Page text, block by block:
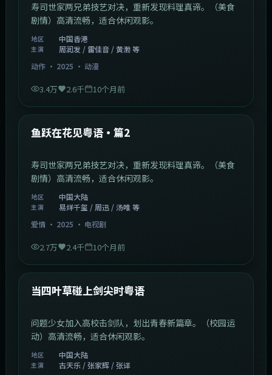
寿司世家两兄弟技艺对决，重新发现料理真谛。（美食
剧情）高清流畅，适合休闲观影。
地区 中国香港
主演
周润发 / 雷佳音 / 黄渤 等
动作· 2025 · 动漫
3.4万 2.6千 10个月前
最新
鱼跃在花见粤语·篇2
寿司世家两兄弟技艺对决，重新发现料理真谛。（美食
剧情）高清流畅，适合休闲观影。
地区 中国大陆
主演
易烊千玺 / 周迅 / 汤唯 等
爱情· 2025 · 电视剧
2.7万 2.4千 10个月前
最新
当四叶草碰上剑尖时粤语
问题少女加入高校击剑队，划出青春新篇章。（校园运
动）高清流畅，适合休闲观影。
地区 中国大陆
主演
古天乐 / 张家辉 / 张译